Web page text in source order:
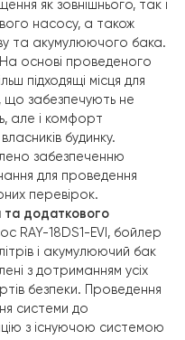
Перед початком
ретельне
утеплення, та існуючої
визначити
як зовнішнього,
насосу, а також
та акумулюючого
На основі
підходящі місця для
що забезпечують не
але і комфорт
власників будинку.